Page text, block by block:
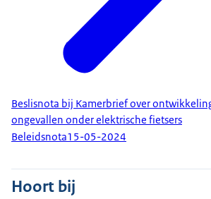
Beslisnota bij Kamerbrief over
ongevallen onder elektrische fietsers
Beleidsnota15-05-2024
Hoort bij